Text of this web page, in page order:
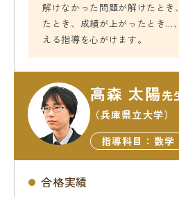
解けなかった問題が解けたとき
たとき、成績が上がったとき…
える指導を心がけます。
高森 太陽先
（兵庫県立大学）
指導科目：数学
合格実績